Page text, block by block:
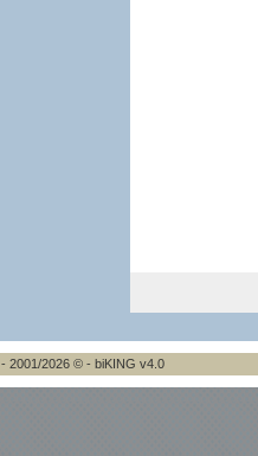
- 2001/2026 © - biKING v4.0